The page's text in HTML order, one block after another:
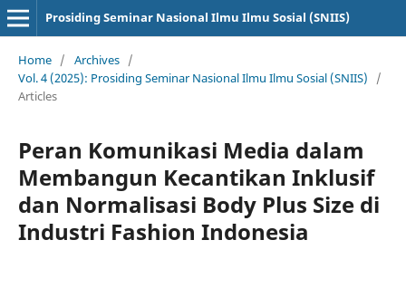
Prosiding Seminar Nasional Ilmu Ilmu Sosial (SNIIS)
Home / Archives /
Vol. 4 (2025): Prosiding Seminar Nasional Ilmu Ilmu Sosial (SNIIS)
/
Articles
Peran Komunikasi Media dalam
Membangun Kecantikan Inklusif
dan Normalisasi Body Plus Size di
Industri Fashion Indonesia